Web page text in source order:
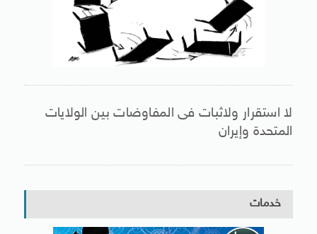
لا استقرار ولاثبات فى المفاوضات بين الولايات
المتحدة وإيران
خدمات